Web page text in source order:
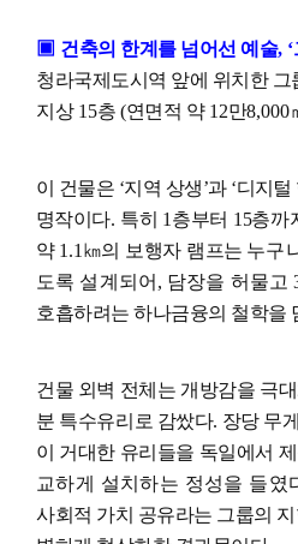
▣ 건축의 한계를 넘어선 예술, ‘
청라국제도시역 앞에 위치한
지상 15층 (연면적 약 12만8,000
이 건물은 ‘지역 상생’과 ‘디지털
명작이 다. 특히 1 층부터 15층까
약 1.1 ㎞의 보행자 램프는 누구
도록 설계되어 , 담장을 허물고
호흡하려는 하나금융의 철학을
건물 외벽 전체는 개방감을 극
분 특수유리 로 감쌌다. 장당 무
이 거대한 유리들을 독일에서
교하게 설치하는 정성을 들였
사회적 가치 공유라는 그룹의